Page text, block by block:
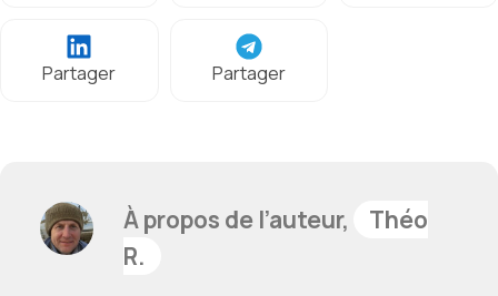
Partager Partager
À propos de l’auteur,
Théo
R.